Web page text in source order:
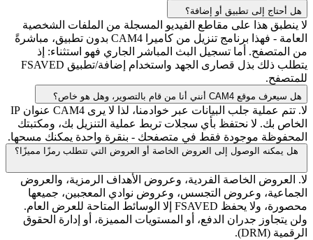
هل أحتاج إلى تطبيق أو إضافة؟
لا ينطبق هذا على مقاطع الفيديو المسجلة من الملفات الشخصية
العامة - فهذا برنامج تنزيل من كاميرا CAM4 بدون تطبيق، مباشرةً
من المتصفح. أما تسجيل البث المباشر الجاري فهو استثناء: إذ
يتطلب ذلك بذل قصارى الجهد واستخدام إضافة/تطبيق FSAVED
للمتصفح.
هل سيعرف موقع CAM4 أنني أنا من قام بالتصوير، وهل هو خاص؟
لا. تتم عملية جلب البيانات عبر خوادمنا، لذا لا يرى CAM4 عنوان IP
الخاص بك. لا نحتفظ بأي سجلات تربط عملية التنزيل بك، ومكتبتك
المحفوظة موجودة فقط في متصفحك - بنقرة واحدة يمكنك مسحها.
هل يمكنه الوصول إلى العروض الخاصة أو العروض التي تتطلب رمزًا مميزًا؟
لا. العروض الخاصة الفردية، وعروض الأهداف الرمزية، والعروض
الجماعية، وعروض التجسس، وعروض نوادي المعجبين، جميعها
محصورة، ولا يحفظ FSAVED إلا الوسائط المتاحة للعرض العام.
ولن يتجاوز جدران الدفع، أو المستويات المميزة، أو إدارة الحقوق
الرقمية (DRM).